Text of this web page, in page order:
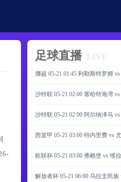
足球直播 LIVE
挪超 05-21 01:45 利勒斯特罗姆
沙特联 05-21 02:00 塞哈特海湾
沙特联 05-21 02:00 阿尔纳泽马
西篮甲 05-21 03:00 特内里费 vs
欧联杯 05-21 03:00 弗赖堡 vs 维拉
解放者杯 05-21 06:00 乌拉圭民